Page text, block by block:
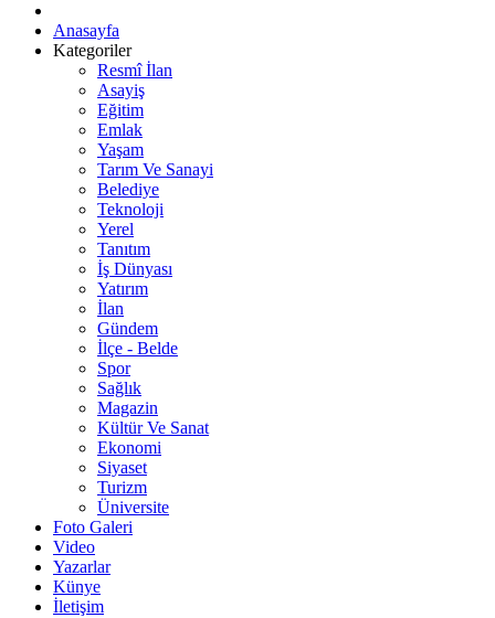
Anasayfa
Kategoriler
Resmî İlan
Asayiş
Eğitim
Emlak
Yaşam
Tarım Ve Sanayi
Belediye
Teknoloji
Yerel
Tanıtım
İş Dünyası
Yatırım
İlan
Gündem
İlçe - Belde
Spor
Sağlık
Magazin
Kültür Ve Sanat
Ekonomi
Siyaset
Turizm
Üniversite
Foto Galeri
Video
Yazarlar
Künye
İletişim